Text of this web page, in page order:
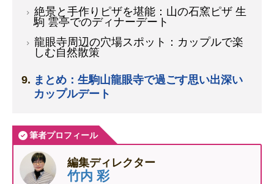
絶景と手作りピザを堪能：山の石窯ピザ 生
駒 雲亭でのディナーデート
龍眼寺周辺の穴場スポット：カップルで楽
しむ自然散策
まとめ：生駒山龍眼寺で過ごす思い出深い
カップルデート
筆者プロフィール
編集ディレクター
竹内 彩